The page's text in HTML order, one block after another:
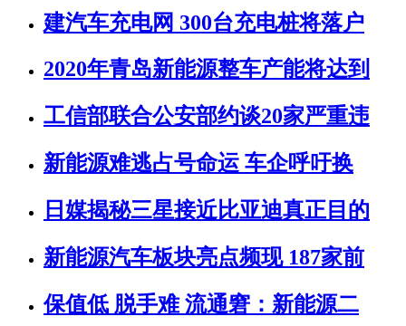
建汽车充电网 300台充电桩将落户
2020年青岛新能源整车产能将达到
工信部联合公安部约谈20家严重违
新能源难逃占号命运 车企呼吁换
日媒揭秘三星接近比亚迪真正目的
新能源汽车板块亮点频现 187家前
保值低 脱手难 流通窘：新能源二